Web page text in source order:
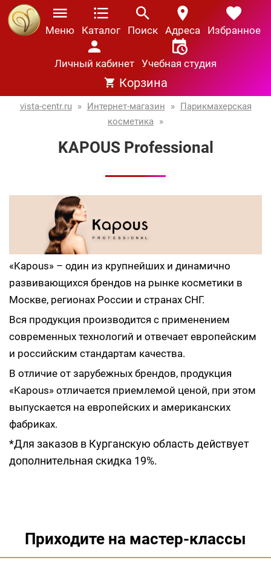
Меню Каталог Поиск Адреса Избранное
Личный кабинет Учебная студия
Корзина
vista-centr.ru » Интернет-магазин » Парикмахерская
косметика »
KAPOUS Professional
«Kapous» – один из крупнейших и динамично
развивающихся брендов на рынке косметики в
Москве, регионах России и странах СНГ.
Вся продукция производится с применением
современных технологий и отвечает европейским
и российским стандартам качества.
В отличие от зарубежных брендов, продукция
«Kapous» отличается приемлемой ценой, при этом
выпускается на европейских и американских
фабриках.
*Для заказов в Курганскую область действует
дополнительная скидка 19%.
Приходите на мастер-классы